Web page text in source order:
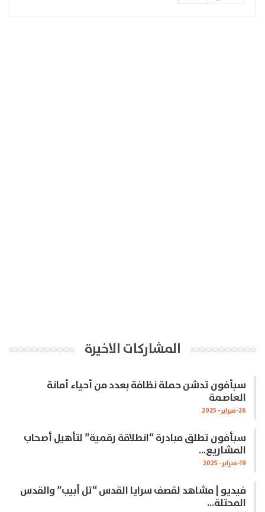
المشاركات الاخيرة
سبأفون تدشن حملة نظافة بعدد من أحياء أمانة
العاصمة
26-فبراير- 2025
سبأفون تطلق مبادرة “انطلاقة رقمية” لتأهيل أصحاب
المشاريع…
19-فبراير- 2025
فيديو | مشاهد لقصف سرايا القدس “تل أبيب” والقدس
المحتلة…